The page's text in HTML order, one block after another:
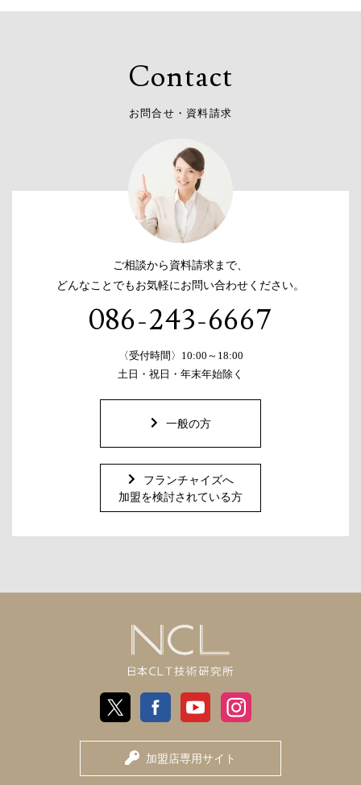
Contact
お 問合せ ・ 資料請求
ご相談から資料請求まで、
どんなことでもお気軽にお問い合わせください。
086-243-6667
〈受付時間〉10:00～18:00
土日・祝日・年末年始除く
一般の方
フランチャイズへ
加盟を検討されている方
日
本
CLT
X Facebook Youtube Instagram
加盟店専用サイト